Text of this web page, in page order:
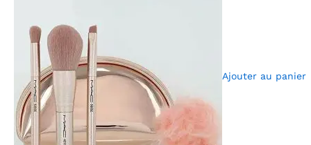
Ajouter au panier